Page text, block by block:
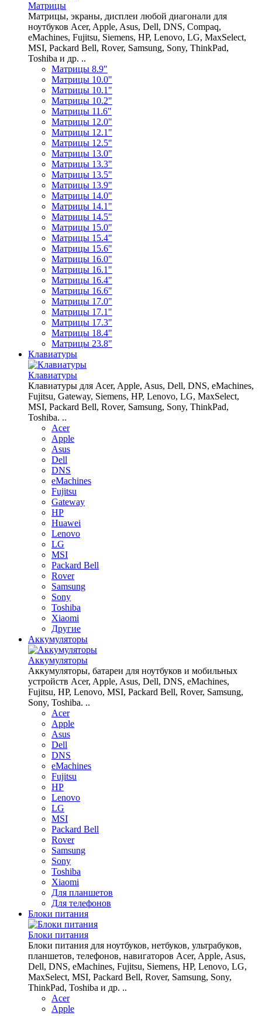
Матрицы
Матрицы, экраны, дисплеи любой диагонали для
ноутбуков Acer, Apple, Asus, Dell, DNS, Compaq,
eMachines, Fujitsu, Siemens, HP, Lenovo, LG, MaxSelect,
MSI, Packard Bell, Rover, Samsung, Sony, ThinkPad,
Toshiba и др. ..
Матрицы 8.9"
Матрицы 10.0"
Матрицы 10.1"
Матрицы 10.2"
Матрицы 11.6"
Матрицы 12.0"
Матрицы 12.1"
Матрицы 12.5"
Матрицы 13.0"
Матрицы 13.3"
Матрицы 13.5"
Матрицы 13.9"
Матрицы 14.0"
Матрицы 14.1"
Матрицы 14.5"
Матрицы 15.0"
Матрицы 15.4"
Матрицы 15.6"
Матрицы 16.0"
Матрицы 16.1"
Матрицы 16.4"
Матрицы 16.6"
Матрицы 17.0"
Матрицы 17.1"
Матрицы 17.3"
Матрицы 18.4"
Матрицы 23.8"
Клавиатуры
Клавиатуры
Клавиатуры для Acer, Apple, Asus, Dell, DNS, eMachines,
Fujitsu, Gateway, Siemens, HP, Lenovo, LG, MaxSelect,
MSI, Packard Bell, Rover, Samsung, Sony, ThinkPad,
Toshiba. ..
Acer
Apple
Asus
Dell
DNS
eMachines
Fujitsu
Gateway
HP
Huawei
Lenovo
LG
MSI
Packard Bell
Rover
Samsung
Sony
Toshiba
Xiaomi
Другие
Аккумуляторы
Аккумуляторы
Аккумуляторы, батареи для ноутбуков и мобильных
устройств Acer, Apple, Asus, Dell, DNS, eMachines,
Fujitsu, HP, Lenovo, MSI, Packard Bell, Rover, Samsung,
Sony, Toshiba. ..
Acer
Apple
Asus
Dell
DNS
eMachines
Fujitsu
HP
Lenovo
LG
MSI
Packard Bell
Rover
Samsung
Sony
Toshiba
Xiaomi
Для планшетов
Для телефонов
Блоки питания
Блоки питания
Блоки питания для ноутбуков, нетбуков, ультрабуков,
планшетов, телефонов, навигаторов Acer, Apple, Asus,
Dell, DNS, eMachines, Fujitsu, Siemens, HP, Lenovo, LG,
MaxSelect, MSI, Packard Bell, Rover, Samsung, Sony,
ThinkPad, Toshiba и др. ..
Acer
Apple